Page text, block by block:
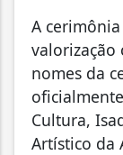
A
nomes da
Cultura,
Artístico da